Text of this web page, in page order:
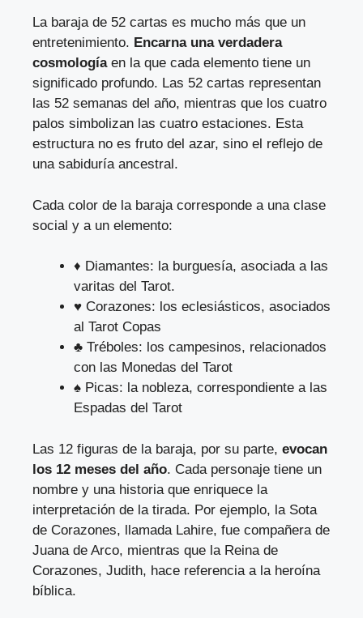
La baraja de 52 cartas es mucho más que un
entretenimiento. Encarna una verdadera
cosmologíaen la que cada elemento tiene un
significado profundo. Las 52 cartas representan
las 52 semanas del año, mientras que los cuatro
palos simbolizan las cuatro estaciones. Esta
estructura no es fruto del azar, sino el reflejo de
una sabiduría ancestral.
Cada color de la baraja corresponde a una clase
social y a un elemento:
♦ Diamantes: la burguesía, asociada a las
varitas del Tarot.
♥ Corazones: los eclesiásticos, asociados
al Tarot Copas
♣ Tréboles: los campesinos, relacionados
con las Monedas del Tarot
♠ Picas: la nobleza, correspondiente a las
Espadas del Tarot
Las 12 figuras de la baraja, por su parte, evocan
los 12 meses del año. Cada personaje tiene un
nombre y una historia que enriquece la
interpretación de la tirada. Por ejemplo, la Sota
de Corazones, llamada Lahire, fue compañera de
Juana de Arco, mientras que la Reina de
Corazones, Judith, hace referencia a la heroína
bíblica.